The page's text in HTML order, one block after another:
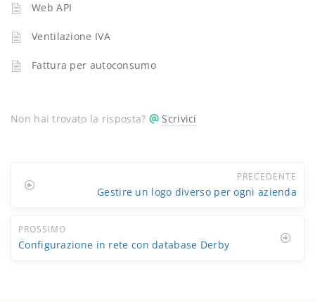
Web API
Ventilazione IVA
Fattura per autoconsumo
Non hai trovato la risposta? Scrivici
PRECEDENTE
Gestire un logo diverso per ogni azienda
PROSSIMO
Configurazione in rete con database Derby